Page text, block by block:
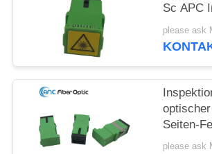
Sc APC
please ask
Seiten-
Sc-APC
please ask